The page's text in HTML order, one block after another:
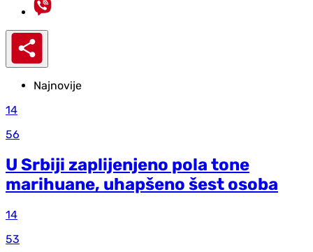
Najnovije
14
56
U Srbiji zaplijenjeno pola tone
marihuane, uhapšeno šest osoba
14
53